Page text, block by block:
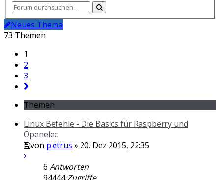
Neues Thema
73 Themen
1
2
3
Themen
Linux Befehle - Die Basics für Raspberry und
Openelec
von p.etrus » 20. Dez 2015, 22:35
6 Antworten
94444Zugriffe